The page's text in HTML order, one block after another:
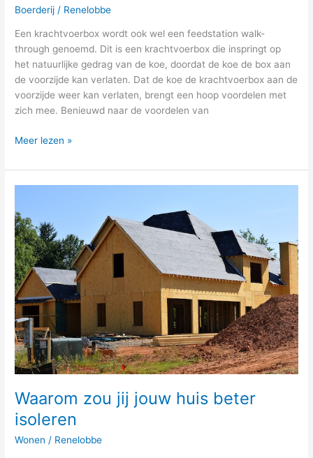
Boerderij / Renelobbe
Een krachtvoerbox wordt ook wel een feedstation walk-
through genoemd. Dit is een krachtvoerbox die inspringt op
het natuurlijke gedrag van de koe, doordat de koe de box aan
de voorzijde kan verlaten. Dat de koe de krachtvoerbox aan de
voorzijde weer kan verlaten, brengt een hoop voordelen met
zich mee. Benieuwd naar de voordelen van
Meer lezen »
Waarom zou jij jouw huis beter
isoleren
Wonen / Renelobbe
jij
jouw
huis
beter
isoleren